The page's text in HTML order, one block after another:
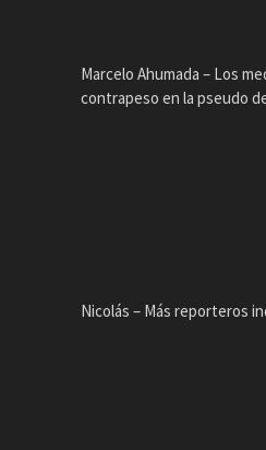
Marcelo Ahumada – Los
contrapeso en la pseudo
Nicolás – Más reporteros